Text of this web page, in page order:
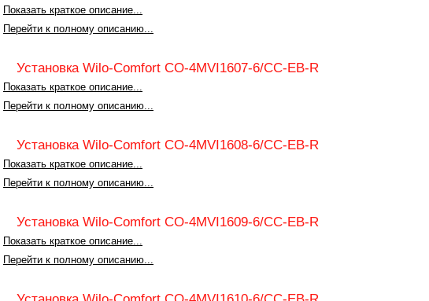
Показать краткое описание...
Перейти к полному описанию...
Установка Wilo-Comfort CO-4MVI1607-6/CC-EB-R
Показать краткое описание...
Перейти к полному описанию...
Установка Wilo-Comfort CO-4MVI1608-6/CC-EB-R
Показать краткое описание...
Перейти к полному описанию...
Установка Wilo-Comfort CO-4MVI1609-6/CC-EB-R
Показать краткое описание...
Перейти к полному описанию...